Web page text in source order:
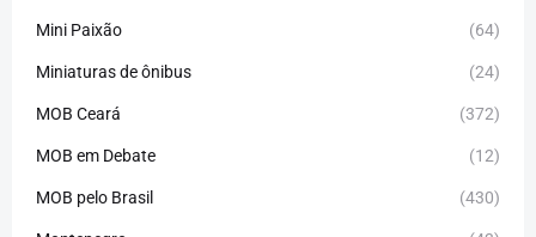
Mini Paixão (64)
Miniaturas de ônibus (24)
MOB Ceará (372)
MOB em Debate (12)
MOB pelo Brasil (430)